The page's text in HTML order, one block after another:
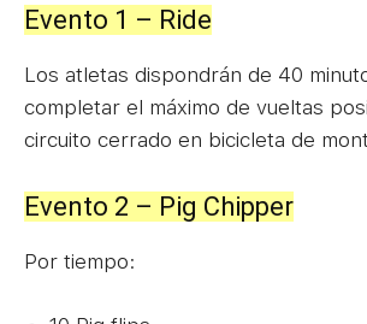
Evento 1 – Ride
Los atletas dispondrán de 40
completar el máximo de vueltas
circuito cerrado en bicicleta de
Evento 2 – Pig Chipper
Por tiempo: